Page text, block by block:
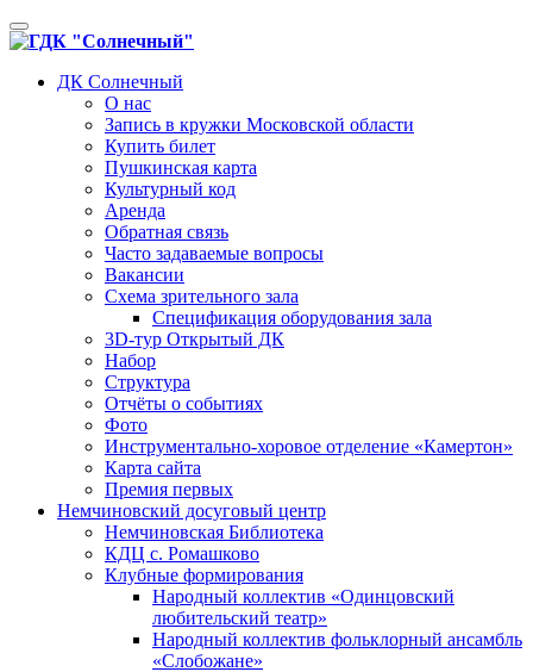
Toggle
navigation
ДК Солнечный
О нас
Запись в кружки Московской области
Купить билет
Пушкинская карта
Культурный код
Аренда
Обратная связь
Часто задаваемые вопросы
Вакансии
Схема зрительного зала
Спецификация оборудования зала
3D-тур Открытый ДК
Набор
Структура
Отчёты о событиях
Фото
Инструментально-хоровое отделение «Камертон»
Карта сайта
Премия первых
Немчиновский досуговый центр
Немчиновская Библиотека
КДЦ с. Ромашково
Клубные формирования
Народный коллектив «Одинцовский
любительский театр»
Народный коллектив фольклорный ансамбль
«Слобожане»